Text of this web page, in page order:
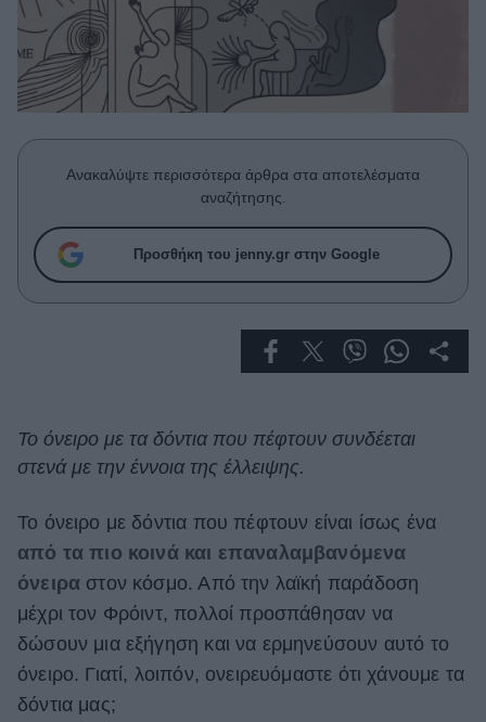
Parenting
Working Girl
Real Women
Πρόσωπα
Celebrities
True Stories
Ask the Guru
Success Stories
Living
Cooking
Green
Αφιερώματα
ΒΟΞ
Ανακαλύψτε περισσότερα άρθρα στα αποτελέσματα
αναζήτησης.
Προσθήκη του jenny.gr στην Google
Το όνειρο με τα δόντια που πέφτουν συνδέεται
στενά με την έννοια της έλλειψης.
Το όνειρο με δόντια που πέφτουν είναι ίσως ένα
από τα πιο κοινά και επαναλαμβανόμενα
όνειρα στον κόσμο. Από την λαϊκή παράδοση
μέχρι τον Φρόιντ, πολλοί προσπάθησαν να
δώσουν μια εξήγηση και να ερμηνεύσουν αυτό το
όνειρο. Γιατί, λοιπόν, ονειρευόμαστε ότι χάνουμε τα
δόντια μας;